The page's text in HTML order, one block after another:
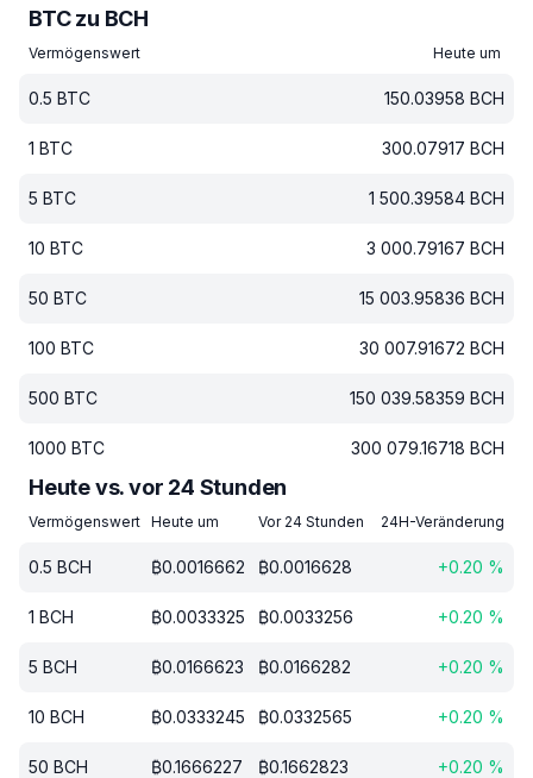
BTC zu BCH
Vermögenswert Heute um
0.5 BTC 150.03958 BCH
1 BTC 300.07917 BCH
5 BTC 1 500.39584 BCH
10 BTC 3 000.79167 BCH
50 BTC 15 003.95836 BCH
100 BTC 30 007.91672 BCH
500 BTC 150 039.58359 BCH
1000 BTC 300 079.16718 BCH
Heute vs. vor 24 Stunden
Vermögenswert Heute um Vor 24 Stunden 24H-Veränderung
0.5 BCH ₿0.0016662 ₿0.0016628 +0.20 %
1 BCH ₿0.0033325 ₿0.0033256 +0.20 %
5 BCH ₿0.0166623 ₿0.0166282 +0.20 %
10 BCH ₿0.0333245 ₿0.0332565 +0.20 %
50 BCH ₿0.1666227 ₿0.1662823 +0.20 %